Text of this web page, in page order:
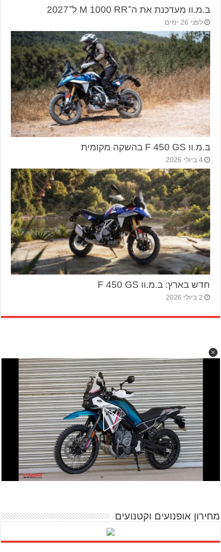
ב.מ.וו מעדכנת את ה־M 1000 RR ל־2027
לפני 26 ימים
ב.מ.וו F 450 GS בהשקה מקומית
4 ביולי 2026
חדש בארץ: ב.מ.וו F 450 GS
2 ביולי 2026
מחירון אופנועים וקטנועים